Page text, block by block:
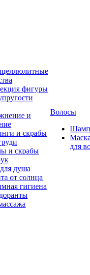
фигуры
и
и скрабы
и скрабы
душа
от солнца
гигиена
Волосы
для